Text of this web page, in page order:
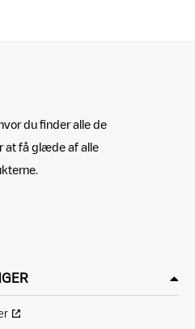
du finder alle de
at få glæde af alle